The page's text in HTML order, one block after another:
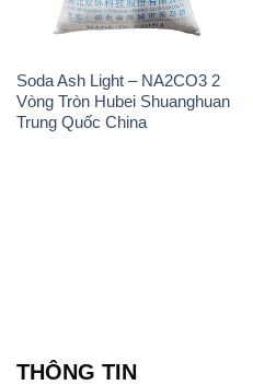
Soda Ash Light – NA2CO3 2
Vòng Tròn Hubei Shuanghuan
Trung Quốc China
THÔNG TIN